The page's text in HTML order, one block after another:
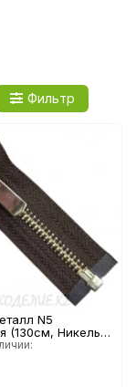
Фильтр
N5
(130см, Никель